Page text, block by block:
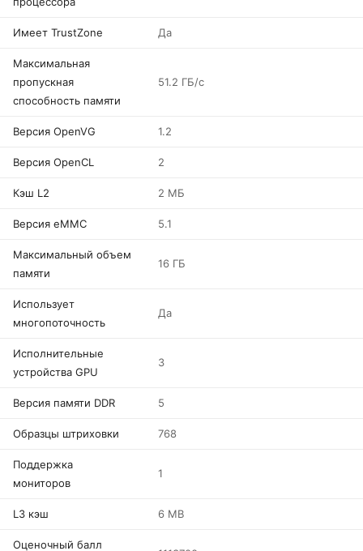
Имеет TrustZone Да
Максимальная
пропускная
способность памяти
51.2 ГБ/с
Версия OpenVG 1.2
Версия OpenCL 2
Кэш L2 2 МБ
Версия eMMC 5.1
Максимальный объем
памяти
16 ГБ
Использует
многопоточность
Да
Исполнительные
устройства GPU
3
Версия памяти DDR 5
Образцы штриховки 768
Поддержка
мониторов
1
L3 кэш 6 MB
Оценочный балл